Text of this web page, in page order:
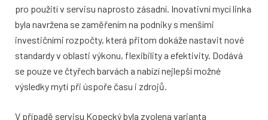
pro použití v servisu naprosto zásadní. Inovativní mycí linka
byla navržena se zaměřením na podniky s menšími
investičními rozpočty, která přitom dokáže nastavit nové
standardy v oblasti výkonu, flexibility a efektivity. Dodává
se pouze ve čtyřech barvách a nabízí nejlepší možné
výsledky mytí při úspoře času i zdrojů.
V případě servisu Kopecký byla zvolena varianta